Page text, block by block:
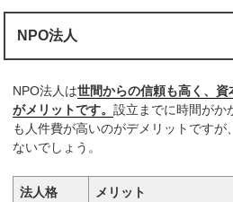
NPO法人
NPO法人は世間からの信頼も高く、
がメリットです。設立までに時間がか
も人件費が高いのがデメリットです
ないでしょう。
法人格 メリット